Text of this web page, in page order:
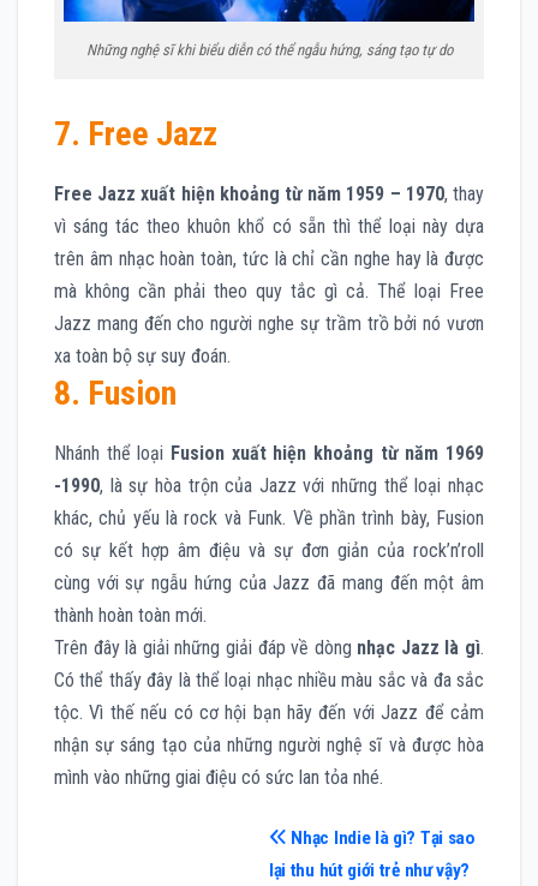
Những nghệ sĩ khi biểu diễn có thể ngẫu hứng, sáng tạo tự do
7. Free Jazz
Free Jazz xuất hiện khoảng từ năm 1959 – 1970, thay
vì sáng tác theo khuôn khổ có sẵn thì thể loại này dựa
trên âm nhạc hoàn toàn, tức là chỉ cần nghe hay là được
mà không cần phải theo quy tắc gì cả. Thể loại Free
Jazz mang đến cho người nghe sự trầm trồ bởi nó vươn
xa toàn bộ sự suy đoán.
8. Fusion
Nhánh thể loại Fusion xuất hiện khoảng từ năm 1969
-1990, là sự hòa trộn của Jazz với những thể loại nhạc
khác, chủ yếu là rock và Funk. Về phần trình bày, Fusion
có sự kết hợp âm điệu và sự đơn giản của rock’n’roll
cùng với sự ngẫu hứng của Jazz đã mang đến một âm
thành hoàn toàn mới.
Trên đây là giải những giải đáp về dòng nhạc Jazz là gì.
Có thể thấy đây là thể loại nhạc nhiều màu sắc và đa sắc
tộc. Vì thế nếu có cơ hội bạn hãy đến với Jazz để cảm
nhận sự sáng tạo của những người nghệ sĩ và được hòa
mình vào những giai điệu có sức lan tỏa nhé.
Nhạc Indie là gì? Tại sao
lại thu hút giới trẻ như vậy?